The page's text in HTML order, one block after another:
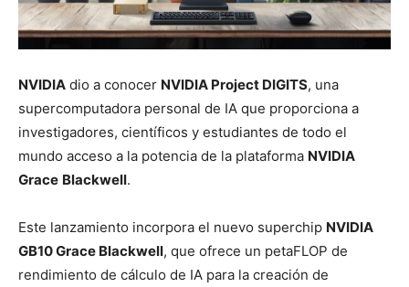
NVIDIA dio a conocer NVIDIA Project DIGITS, una
supercomputadora personal de IA que proporciona a
investigadores, científicos y estudiantes de todo el
mundo acceso a la potencia de la plataforma NVIDIA
Grace Blackwell.
Este lanzamiento incorpora el nuevo superchip NVIDIA
GB10 Grace Blackwell, que ofrece un petaFLOP de
rendimiento de cálculo de IA para la creación de